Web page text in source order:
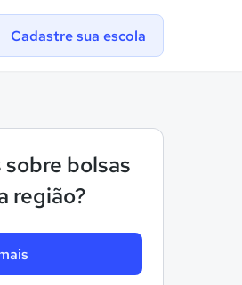
Cadastre sua escola
bolsas
região?